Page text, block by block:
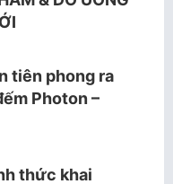
tiên phong ra
Photon –
thức khai